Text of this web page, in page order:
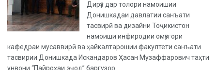
Дирӯз дар толори намоишии
Донишкадаи давлатии санъати
тасвирӣ ва дизайни Тоҷикистон
намоиши инфиродии омӯзгори
кафедраи мусаввирӣ ва ҳайкалтарошии факултети санъати
тасвирии Донишкада Искандаров Ҳасан Музаффарович таҳти
унвони “Пайроҳаи эҷод” баргузор ...